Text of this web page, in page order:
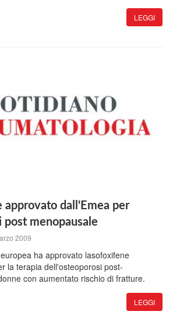
LEGGI
approvato dall'Emea per
post menopausale
2009
ha approvato lasofoxifene
la terapia dell'osteoporosi post-
con aumentato rischio di fratture.
LEGGI